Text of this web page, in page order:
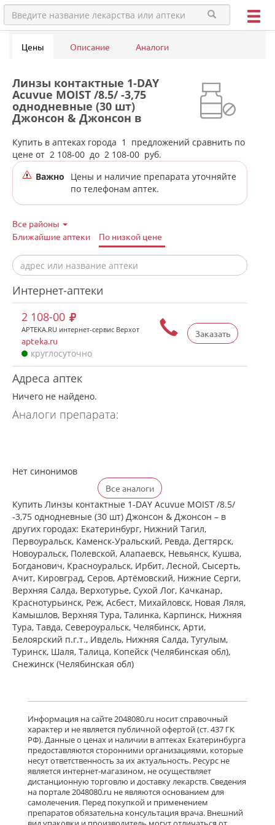
Цены Описание Аналоги
Линзы контактные 1-DAY
Acuvue MOIST /8.5/ -3,75
однодневные (30 шт)
Джонсон & Джонсон в
аптеках города Верхотурья
Купить в аптеках города 1
предложений сравнить по
цене от 2 108-00 до 2 108-00 руб.
Важно
Цены и наличие препарата уточняйте
по телефонам аптек.
Все районы
Ближайшие аптеки
По низкой цене
Интернет-аптеки
Заказать
2 108-00
APTEKA.RU интернет-сервис Верхот
apteka.ru
круглосуточно
Адреса аптек
Ничего не найдено.
Аналоги препарата:
Нет синонимов
Все аналоги
Купить Линзы контактные 1-DAY Acuvue MOIST /8.5/
-3,75 однодневные (30 шт) Джонсон & Джонсон – в
других городах: Екатеринбург, Нижний Тагил,
Первоуральск, Каменск-Уральский, Ревда, Дегтярск,
Новоуральск, Полевской, Алапаевск, Невьянск, Кушва,
Богданович, Красноуральск, Ирбит, Лесной, Сысерть,
Ачит, Кировград, Серов, Артёмовский, Нижние Cерги,
Верхняя Салда, Верхотурье, Сухой Лог, Качканар,
Краснотурьинск, Реж, Асбест, Михайловск, Новая Ляля,
Камышлов, Верхняя Тура, Талинка, Карпинск, Нижняя
Тура, Тавда, Североуральск, Челябинск, Арти,
Белоярский п.г.т., Ивдель, Нижняя Салда, Тугулым,
Туринск, Шаля, Талица, Копейск (Челябинская обл),
Снежинск (Челябинская обл)
Информация на сайте 2048080.ru носит справочный
характер и не является публичной офертой (ст. 437 ГК
РФ). Данные о ценах и наличии в аптеках Екатеринбурга
предоставляются сторонними организациями, которые
несут ответственность за их актуальность. Ресурс не
является интернет-магазином, не осуществляет
дистанционную торговлю и доставку лекарств. Сведения
на портале 2048080.ru не являются основанием для
самолечения. Перед покупкой и применением
препаратов обязательна консультация врача. Внешний